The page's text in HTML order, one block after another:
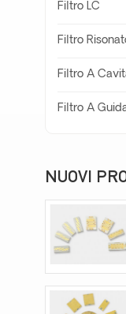
Filtro LC
Filtro
Filtro A
Filtro A
NUOVI